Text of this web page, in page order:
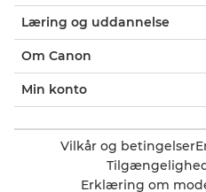
Læring og uddannelse
Om Canon
Min konto
Vilkår og betingelser
Erklæring om